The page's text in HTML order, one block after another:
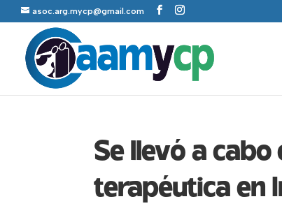
asoc.arg.mycp@gmail.com
Se llevó a cabo
terapéutica en